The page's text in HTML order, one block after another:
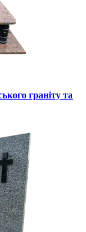
граніту та